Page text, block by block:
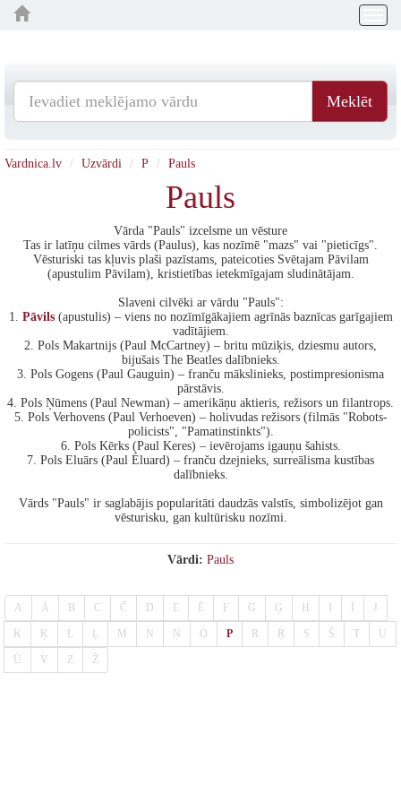
Meklēt
Vardnica.lv Uzvārdi P Pauls
Pauls
Vārda "Pauls" izcelsme un vēsture
Tas ir latīņu cilmes vārds (Paulus), kas nozīmē "mazs" vai "pieticīgs".
Vēsturiski tas kļuvis plaši pazīstams, pateicoties Svētajam Pāvilam
(apustulim Pāvilam), kristietības ietekmīgajam sludinātājam.
Slaveni cilvēki ar vārdu "Pauls":
1. Pāvils(apustulis) – viens no nozīmīgākajiem agrīnās baznīcas garīgajiem
vadītājiem.
2. Pols Makartnijs (Paul McCartney) – britu mūziķis, dziesmu autors,
bijušais The Beatles dalībnieks.
3. Pols Gogens (Paul Gauguin) – franču mākslinieks, postimpresionisma
pārstāvis.
4. Pols Ņūmens (Paul Newman) – amerikāņu aktieris, režisors un filantrops.
5. Pols Verhovens (Paul Verhoeven) – holivudas režisors (filmās "Robots-
policists", "Pamatinstinkts").
6. Pols Kērks (Paul Keres) – ievērojams igauņu šahists.
7. Pols Eluārs (Paul Éluard) – franču dzejnieks, surreālisma kustības
dalībnieks.
Vārds "Pauls" ir saglabājis popularitāti daudzās valstīs, simbolizējot gan
vēsturisku, gan kultūrisku nozīmi.
Vārdi: Pauls
A Ā B C Č D E Ē F G Ģ H J
K Ķ L Ļ M N Ņ O P R Ŗ S Š T U
Ū V Z Ž